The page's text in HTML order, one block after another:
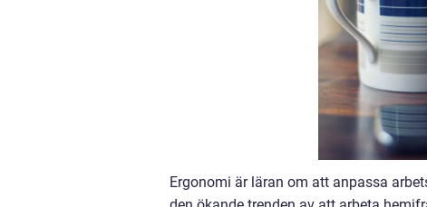
Ergonomi är läran om att anpassa